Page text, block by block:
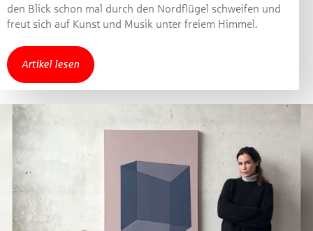
den Blick schon mal durch den Nordflügel schweifen und
freut sich auf Kunst und Musik unter freiem Himmel.
Artikel lesen